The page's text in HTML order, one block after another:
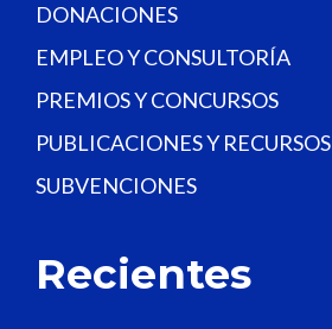
DONACIONES
EMPLEO Y CONSULTORÍA
PREMIOS Y CONCURSOS
PUBLICACIONES Y RECURSOS
SUBVENCIONES
Recientes